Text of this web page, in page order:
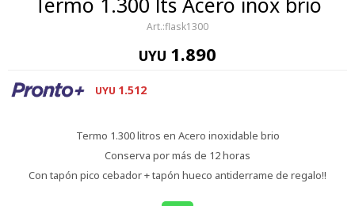
flask1300
UYU 1.890
UYU 1.512
Termo 1.300 litros en Acero inoxidable brio
Conserva por más de 12 horas
Con tapón pico cebador + tapón hueco antiderrame de regalo!!